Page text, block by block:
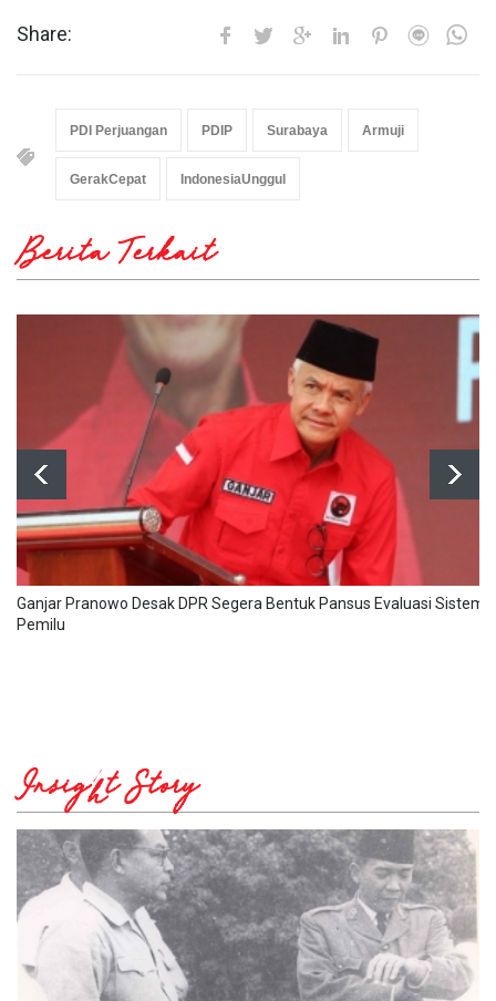
Share:
PDI Perjuangan PDIP Surabaya Armuji
GerakCepat IndonesiaUnggul
Berita Terkait
Ganjar Pranowo Desak DPR Segera Bentuk Pansus Evaluasi Sistem
Pemilu
Insight Story